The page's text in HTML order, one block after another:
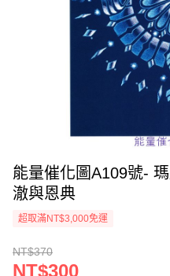
能量催化圖A109號-
澈與恩典
超取滿NT$3,000免運
NT$370
NT$300